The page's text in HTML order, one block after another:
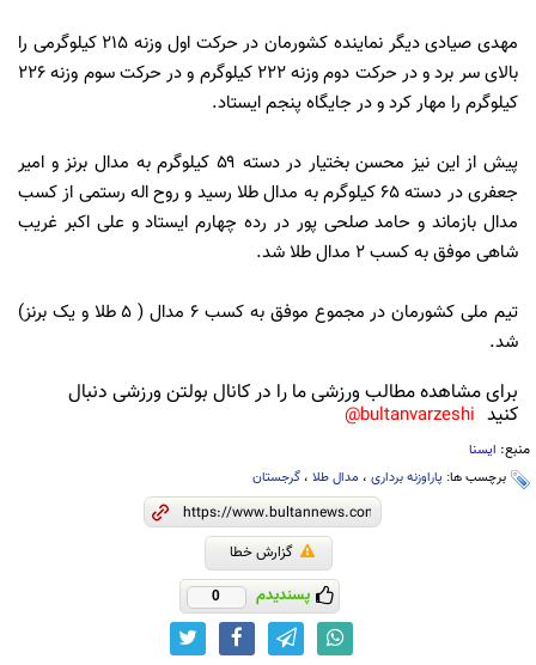
مهدی صیادی دیگر نماینده کشورمان در حرکت اول وزنه ۲۱۵ کیلوگرمی را
بالای سر برد و در حرکت دوم وزنه ۲۲۲ کیلوگرم و در حرکت سوم وزنه ۲۲۶
کیلوگرم را مهار کرد و در جایگاه پنجم ایستاد.
پیش از این نیز محسن بختیار در دسته ۵۹ کیلوگرم به مدال برنز و امیر
جعفری در دسته ۶۵ کیلوگرم به مدال طلا رسید و روح اله رستمی از کسب
مدال بازماند و حامد صلحی پور در رده چهارم ایستاد و علی اکبر غریب
شاهی موفق به کسب ۲ مدال طلا شد.
تیم ملی کشورمان در مجموع موفق به کسب ۶ مدال ( ۵ طلا و یک برنز)
شد.
برای مشاهده مطالب ورزشی ما را در کانال بولتن ورزشی دنبال
کنید bultanvarzeshi@
منبع: ایسنا
برچسب ها: پاراوزنه برداری ، مدال طلا ، گرجستان
گزارش خطا
پسندیدم 0